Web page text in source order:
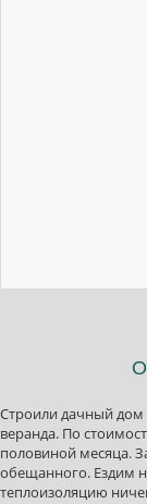
Строили дачный дом
веранда. По
половиной месяца.
обещанного. Ездим
теплоизоляцию